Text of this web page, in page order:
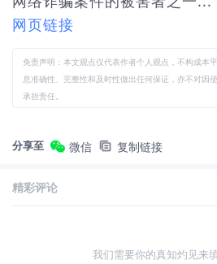
网页链接
免责声明：本文观点仅代表作者个人观点，不构成本
息准确性、完整性和及时性做出任何保证，亦不对因
承担责任。
分享至 微信 复制链接
精彩评论
我们需要你的真知灼见来